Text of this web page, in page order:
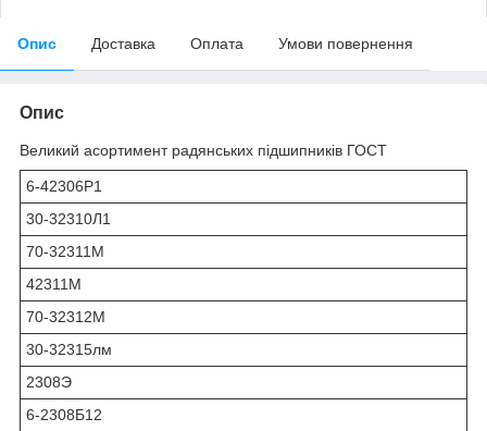
Опис Доставка Оплата Умови повернення
Опис
Великий асортимент радянських підшипників ГОСТ
6-42306Р1
30-32310Л1
70-32311М
42311М
70-32312М
30-32315лм
2308Э
6-2308Б12